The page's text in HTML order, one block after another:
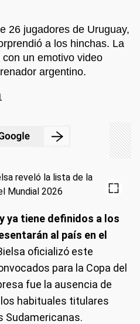
26 jugadores de Uruguay,
a los hinchas. La
un emotivo video
argentino.
ya tiene definidos a los
al país en el
oficializó este
para la Copa del
fue la ausencia de
habituales titulares
Sudamericanas.